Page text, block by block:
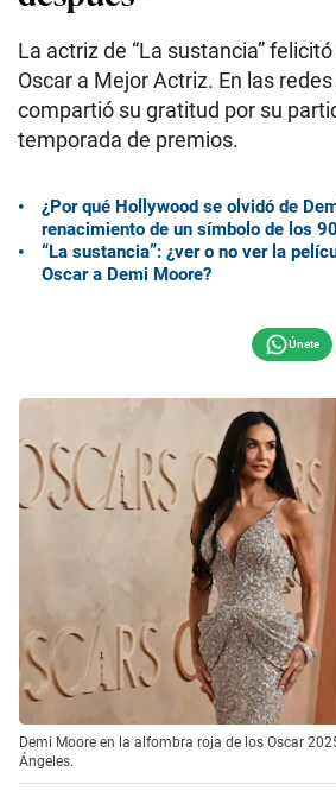
La actriz de “La sustancia”
Oscar a Mejor Actriz. En las
compartió su gratitud por su
temporada de premios.
¿Por qué Hollywood se olvidó de
renacimiento de un símbolo de los 90
“La sustancia”: ¿ver o no ver la
Oscar a Demi Moore?
Demi Moore en la alfombra roja de los Oscar
Ángeles.